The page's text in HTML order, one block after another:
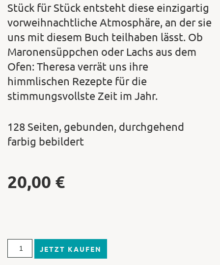
Stück für Stück entsteht diese einzigartig
vorweihnachtliche Atmosphäre, an der sie
uns mit diesem Buch teilhaben lässt. Ob
Maronensüppchen oder Lachs aus dem
Ofen: Theresa verrät uns ihre
himmlischen Rezepte für die
stimmungsvollste Zeit im Jahr.
128 Seiten, gebunden, durchgehend
farbig bebildert
20,00 €
JETZT KAUFEN